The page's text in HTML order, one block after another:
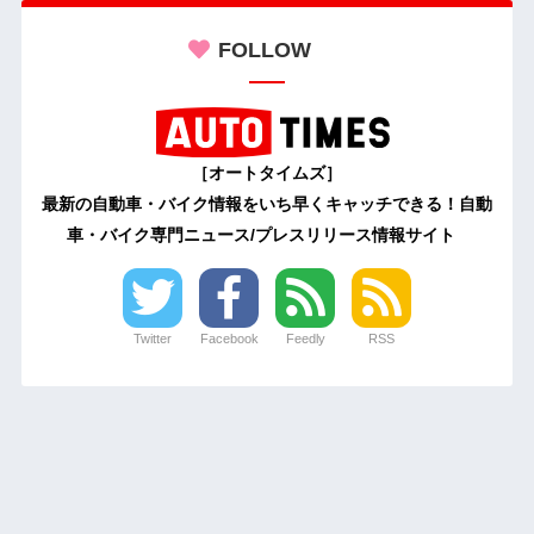
FOLLOW
［オートタイムズ］
最新の自動車・バイク情報をいち早くキャッチできる！自動
車・バイク専門ニュース/プレスリリース情報サイト
Twitter Facebook Feedly RSS